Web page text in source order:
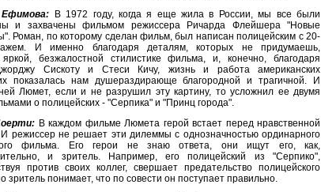
В 1972 году, когда я еще жила в России, мы все были
и захвачены фильмом режиссера Ричарда Флейшера "Новые
Роман, по которому сделан фильм, был написан полицейским с 20-
И именно благодаря деталям, которых не придумаешь,
яркой, безжалостной стилистике фильма, и, конечно, благодаря
Сискоту и Стеси Кичу, жизнь и работа американских
показалась нам душераздирающе благородной и трагичной. И
Люмет, если и не разрушил эту картину, то усложнил ее двумя
о полицейских - "Серпика" и "Принц города".
В каждом фильме Люмета герой встает перед нравственной
режиссер не решает эти дилеммы с однозначностью ординарного
фильма. Его герои не знаю ответа, они ищут его, как,
и зритель. Например, его полицейский из "Серпико",
против своих коллег, свершает предательство полицейского
зритель понимает, что по совести он поступает правильно.